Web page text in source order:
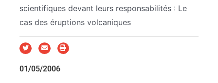
scientifiques devant leurs responsabilités : Le
cas des éruptions volcaniques
01/05/2006